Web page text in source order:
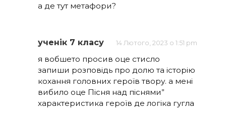
а де тут метафори?
ученік 7 класу 14 Лютого, 2023 о 1:51 pm
я вобшето просив оце стисло
запиши розповідь про долю та історію
кохання головних героїв твору. а мені
вибило оце Пісня над піснями”
характеристика героїв де логіка гугла